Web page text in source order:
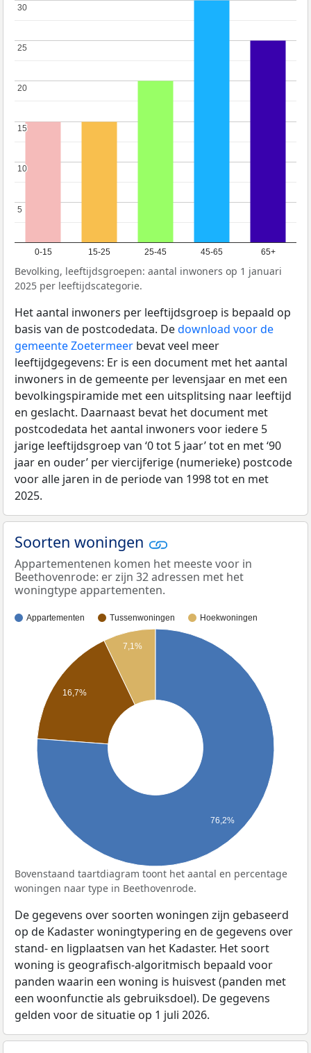
0-15 15-25 25-45 45-65 65+
5
5
10
10
15
15
20
20
25
25
30
30
Bevolking, leeftijdsgroepen: aantal inwoners op 1 januari
2025 per leeftijdscategorie.
Het aantal inwoners per leeftijdsgroep is bepaald op
basis van de postcodedata. Dedownload voor de
gemeente Zoetermeer bevat veel meer
leeftijdgegevens: Er is een document met het aantal
inwoners in de gemeente per levensjaar en met een
bevolkingspiramide met een uitsplitsing naar leeftijd
en geslacht. Daarnaast bevat het document met
postcodedata het aantal inwoners voor iedere 5
jarige leeftijdsgroep van ‘0 tot 5 jaar’ tot en met ‘90
jaar en ouder’ per viercijferige (numerieke) postcode
voor alle jaren in de periode van 1998 tot en met
2025.
Soorten woningen
Appartementenen komen het meeste voor in
Beethovenrode: er zijn 32 adressen met het
woningtype appartementen.
Appartementen Tussenwoningen Hoekwoningen
7,1%
16,7%
76,2%
Bovenstaand taartdiagram toont het aantal en percentage
woningen naar type in Beethovenrode.
De gegevens over soorten woningen zijn gebaseerd
op de Kadaster woningtypering en de gegevens over
stand- en ligplaatsen van het Kadaster. Het soort
woning is geografisch-algoritmisch bepaald voor
panden waarin een woning is huisvest (panden met
een woonfunctie als gebruiksdoel). De gegevens
gelden voor de situatie op 1 juli 2026.